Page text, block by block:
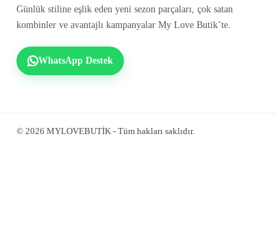
Günlük stiline eşlik eden yeni sezon parçaları, çok satan
kombinler ve avantajlı kampanyalar My Love Butik’te.
WhatsApp Destek
© 2026 MYLOVEBUTİK - Tüm hakları saklıdır.